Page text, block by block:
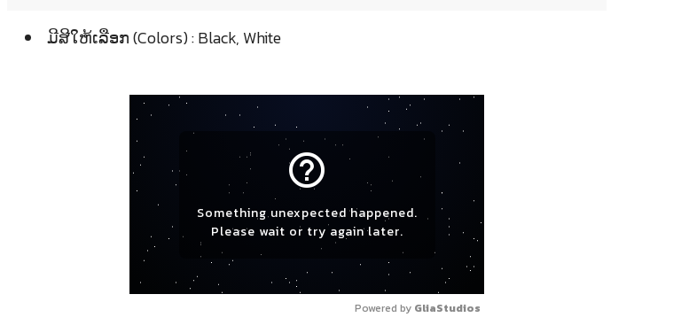
ມີສີໃຫ້ເລືອກ (Colors) : Black, White
help_outline
Something unexpected happened.
Please wait or try again later.
Powered by GliaStudios